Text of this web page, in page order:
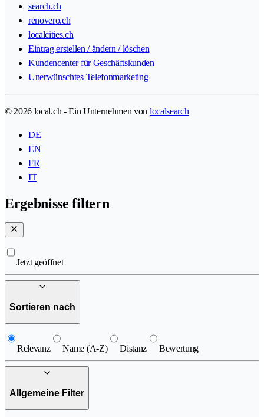
search.ch
renovero.ch
localcities.ch
Eintrag erstellen / ändern / löschen
Kundencenter für Geschäftskunden
Unerwünschtes Telefonmarketing
© 2026 local.ch - Ein Unternehmen von localsearch
DE
EN
FR
IT
Ergebnisse filtern
Jetzt geöffnet
Sortieren nach
Relevanz Name (A-Z) Distanz Bewertung
Allgemeine Filter